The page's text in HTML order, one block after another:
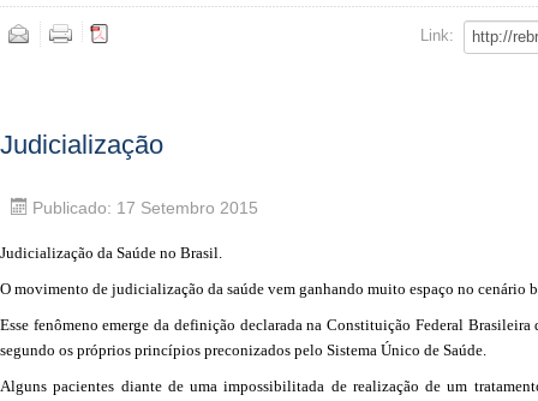
Link:
Judicialização
Publicado: 17 Setembro 2015
Judicialização da Saúde no Brasil.
O movimento de judicialização da saúde vem ganhando muito espaço no cenário
Esse fenômeno emerge da definição declarada na Constituição Federal
segundo os próprios princípios preconizados pelo Sistema Único de Saúde.
Alguns pacientes diante de uma impossibilitada de realização de um